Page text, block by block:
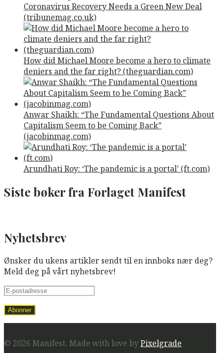
Coronavirus Recovery Needs a Green New Deal
(tribunemag.co.uk)
How did Michael Moore become a hero to climate
deniers and the far right? (theguardian.com)
Anwar Shaikh: “The Fundamental Questions About
Capitalism Seem to be Coming Back”
(jacobinmag.com)
Arundhati Roy: ‘The pandemic is a portal’ (ft.com)
Siste bøker fra Forlaget Manifest
Nyhetsbrev
Ønsker du ukens artikler sendt til en innboks nær deg?
Meld deg på vårt nyhetsbrev!
© 2026 Manifest. Made with love byPixelgrade